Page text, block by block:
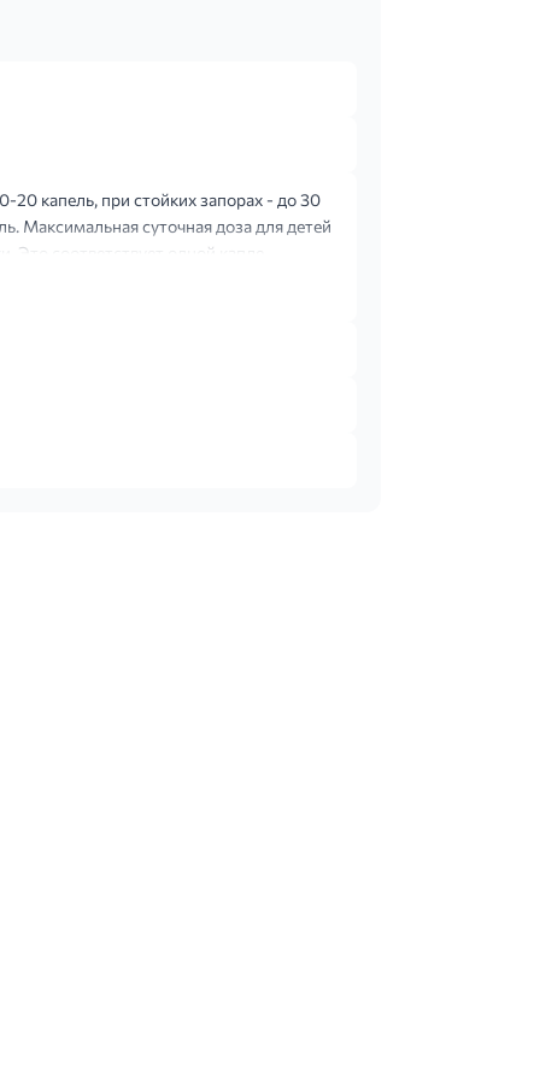
20 капель, при стойких запорах - до 30
Максимальная суточная доза для детей
Это соответствует одной капле